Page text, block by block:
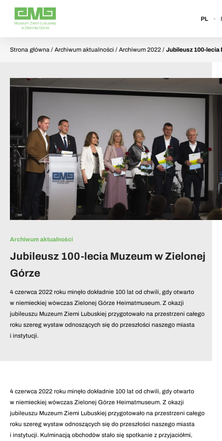
PL
Strona główna / Archiwum aktualności / Archiwum 2022 / Jubileusz 100-lecia
Archiwum aktualności
Jubileusz 100-lecia Muzeum w Zielonej
Górze
4 czerwca 2022 roku minęło dokładnie 100 lat od chwili, gdy otwarto
w niemieckiej wówczas Zielonej Górze Heimatmuseum. Z okazji
jubileuszu Muzeum Ziemi Lubuskiej przygotowało na przestrzeni całego
roku szereg wystaw odnoszących się do przeszłości naszego miasta
i instytucji.
4 czerwca 2022 roku minęło dokładnie 100 lat od chwili, gdy otwarto
w niemieckiej wówczas Zielonej Górze Heimatmuseum. Z okazji
jubileuszu Muzeum Ziemi Lubuskiej przygotowało na przestrzeni całego
roku szereg wystaw odnoszących się do przeszłości naszego miasta
i instytucji. Kulminacją obchodów stało się spotkanie z przyjaciółmi,